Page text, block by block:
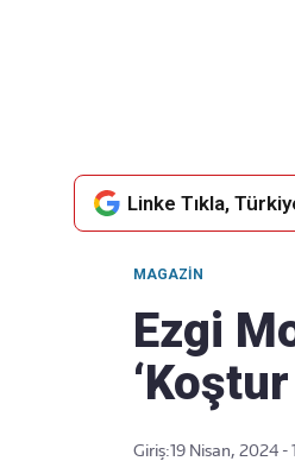
Linke Tıkla,
MAGAZIN
Ezgi
Giriş:19 Nisan, 2024 -